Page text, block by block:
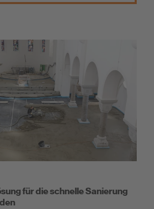
für die schnelle Sanierung